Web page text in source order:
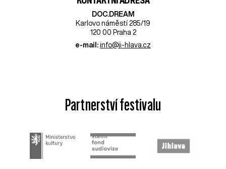
DOC.DREAM​
Karlovo náměstí 285/19
120 00 Praha 2
e-mail: info@ji-hlava.cz
Partnerství festivalu